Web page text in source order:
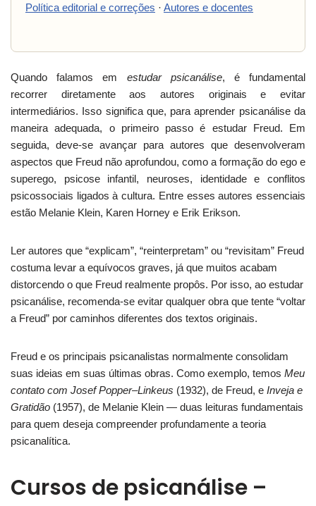
Política editorial e correções · Autores e docentes
Quando falamos em estudar psicanálise, é fundamental
recorrer diretamente aos autores originais e evitar
intermediários. Isso significa que, para aprender psicanálise da
maneira adequada, o primeiro passo é estudar Freud. Em
seguida, deve-se avançar para autores que desenvolveram
aspectos que Freud não aprofundou, como a formação do ego e
superego, psicose infantil, neuroses, identidade e conflitos
psicossociais ligados à cultura. Entre esses autores essenciais
estão Melanie Klein, Karen Horney e Erik Erikson.
Ler autores que “explicam”, “reinterpretam” ou “revisitam” Freud
costuma levar a equívocos graves, já que muitos acabam
distorcendo o que Freud realmente propôs. Por isso, ao estudar
psicanálise, recomenda-se evitar qualquer obra que tente “voltar
a Freud” por caminhos diferentes dos textos originais.
Freud e os principais psicanalistas normalmente consolidam
suas ideias em suas últimas obras. Como exemplo, temos Meu
contato com Josef Popper–Linkeus (1932), de Freud, e Inveja e
Gratidão (1957), de Melanie Klein — duas leituras fundamentais
para quem deseja compreender profundamente a teoria
psicanalítica.
Cursos de psicanálise –